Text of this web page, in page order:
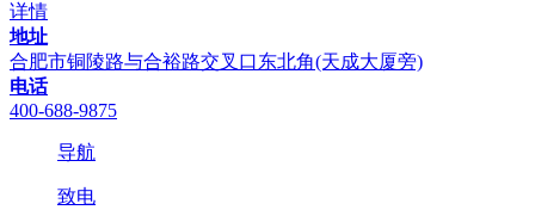
详情
地址
合肥市铜陵路与合裕路交叉口东北角(天成大厦旁)
电话
400-688-9875
导航
致电